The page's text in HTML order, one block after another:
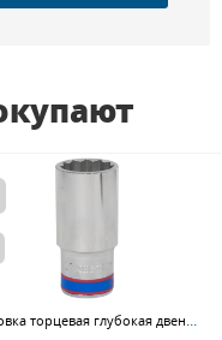
Головка торцевая глубокая двенадцатигранная 1/2", 27 мм KING TONY 423027M